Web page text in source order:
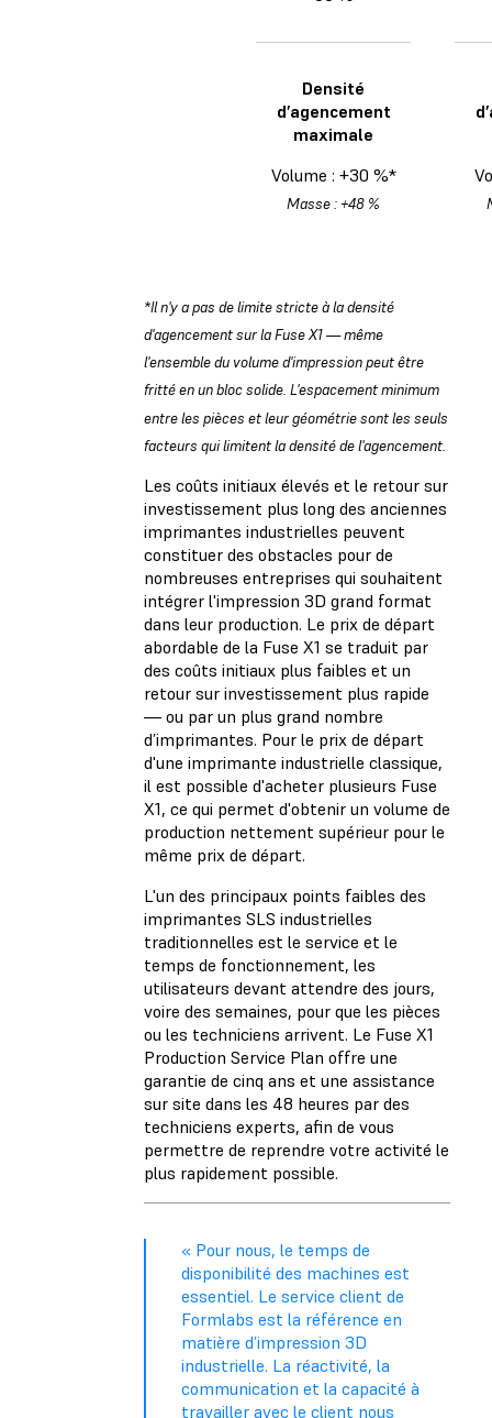
Densité
d’agencement
maximale
Volume : +30 %*
Masse : +48 %
*Il n'y a pas de limite stricte à la densité
d'agencement sur la Fuse X1 — même
l'ensemble du volume d'impression peut être
fritté en un bloc solide. L'espacement minimum
entre les pièces et leur géométrie sont les seuls
facteurs qui limitent la densité de l'agencement.
Les coûts initiaux élevés et le retour sur
investissement plus long des anciennes
imprimantes industrielles peuvent
constituer des obstacles pour de
nombreuses entreprises qui souhaitent
intégrer l'impression 3D grand format
dans leur production. Le prix de départ
abordable de la Fuse X1 se traduit par
des coûts initiaux plus faibles et un
retour sur investissement plus rapide
— ou par un plus grand nombre
d’imprimantes. Pour le prix de départ
d'une imprimante industrielle classique,
il est possible d'acheter plusieurs Fuse
X1, ce qui permet d'obtenir un volume de
production nettement supérieur pour le
même prix de départ.
L'un des principaux points faibles des
imprimantes SLS industrielles
traditionnelles est le service et le
temps de fonctionnement, les
utilisateurs devant attendre des jours,
voire des semaines, pour que les pièces
ou les techniciens arrivent. Le Fuse X1
Production Service Plan offre une
garantie de cinq ans et une assistance
sur site dans les 48 heures par des
techniciens experts, afin de vous
permettre de reprendre votre activité le
plus rapidement possible.
« Pour nous, le temps de
disponibilité des machines est
essentiel. Le service client de
Formlabs est la référence en
matière d’impression 3D
industrielle. La réactivité, la
communication et la capacité à
travailler avec le client nous